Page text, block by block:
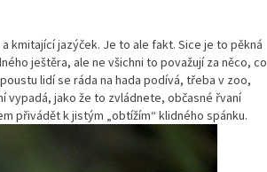
kmitající jazýček. Je to ale fakt. Sice je to pěkná
ještěra, ale ne všichni to považují za něco, co
lidí se ráda na hada podívá, třeba v zoo,
vypadá, jako že to zvládnete, občasné řvaní
přivádět k jistým „obtížím“ klidného spánku.